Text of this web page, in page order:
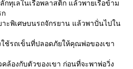
ทุเลในเรือพลาสติก แล้วพายเรือข้าม
ก
ะพิเศษบนรถจักรยาน แล้วพาปั่นไปใน
รถเข็นที่ปลอดภัยให้คุณพ่อของเขา
คล้องกับตัวของเขา ก่อนที่จะพาพ่อวิ่ง